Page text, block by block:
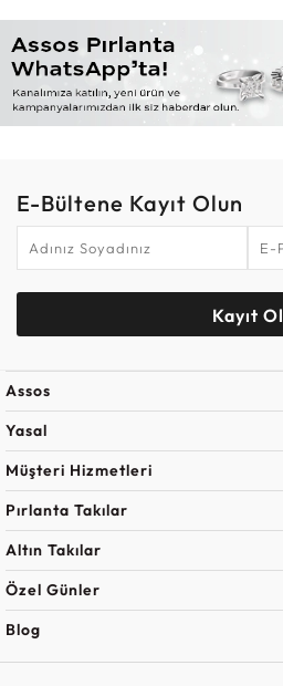
E-Bültene Kayıt Olun
Kayıt Ol
Assos
Yasal
Müşteri Hizmetleri
Pırlanta Takılar
Altın Takılar
Özel Günler
Blog